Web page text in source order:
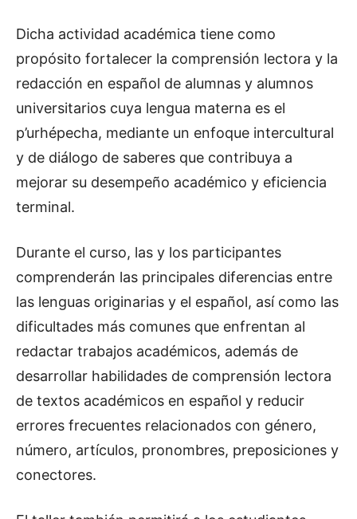
Dicha actividad académica tiene como
propósito fortalecer la comprensión lectora y la
redacción en español de alumnas y alumnos
universitarios cuya lengua materna es el
p’urhépecha, mediante un enfoque intercultural
y de diálogo de saberes que contribuya a
mejorar su desempeño académico y eficiencia
terminal.
Durante el curso, las y los participantes
comprenderán las principales diferencias entre
las lenguas originarias y el español, así como las
dificultades más comunes que enfrentan al
redactar trabajos académicos, además de
desarrollar habilidades de comprensión lectora
de textos académicos en español y reducir
errores frecuentes relacionados con género,
número, artículos, pronombres, preposiciones y
conectores.